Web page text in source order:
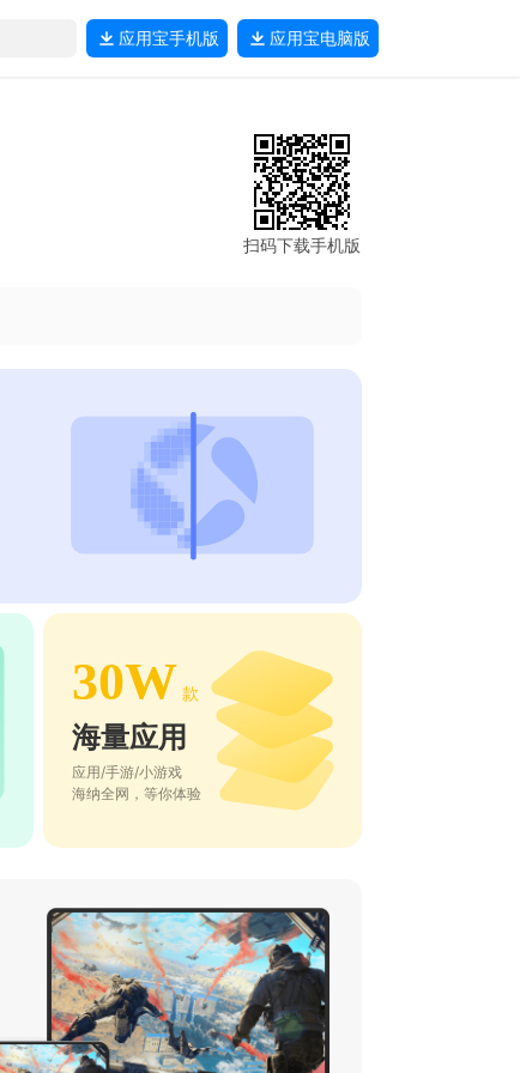
应用宝手机版 应用宝电脑版
扫码下载手机版
30W 款
海量应用
应用/手游/小游戏
海纳全网，等你体验